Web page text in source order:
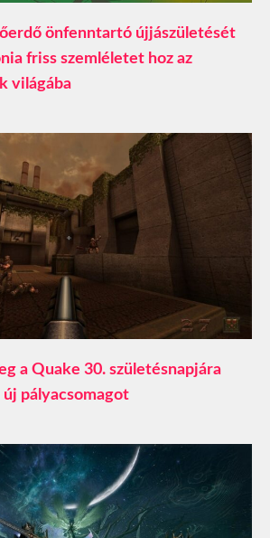
önfenntartó újjászületését
friss szemléletet hoz az
világába
a Quake 30. születésnapjára
pályacsomagot